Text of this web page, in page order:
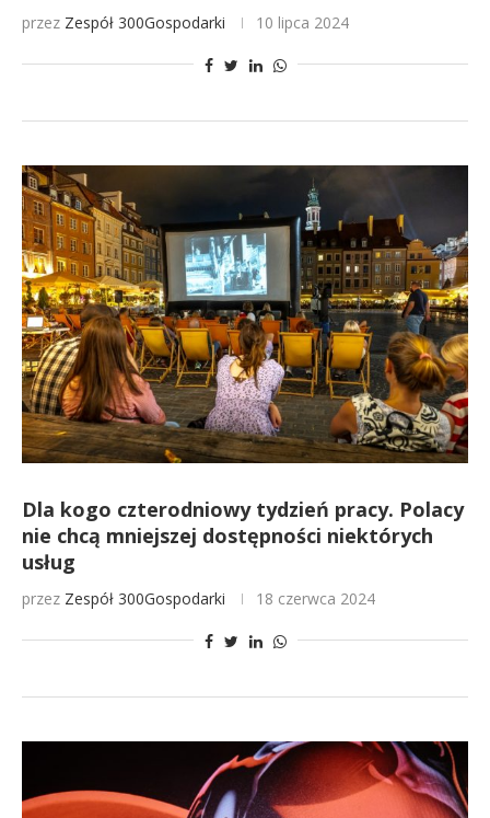
przez Zespół 300Gospodarki 10 lipca 2024
Dla kogo czterodniowy tydzień pracy. Polacy
nie chcą mniejszej dostępności niektórych
usług
przez Zespół 300Gospodarki 18 czerwca 2024